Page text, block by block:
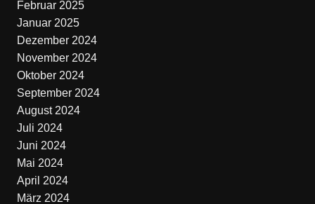
Februar 2025
Januar 2025
Dezember 2024
November 2024
Oktober 2024
September 2024
August 2024
Juli 2024
Juni 2024
Mai 2024
April 2024
März 2024